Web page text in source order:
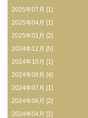
2025年07月 [1]
2025年04月 [1]
2025年01月 [2]
2024年12月 [5]
2024年10月 [1]
2024年09月 [4]
2024年07月 [1]
2024年06月 [2]
2024年04月 [1]